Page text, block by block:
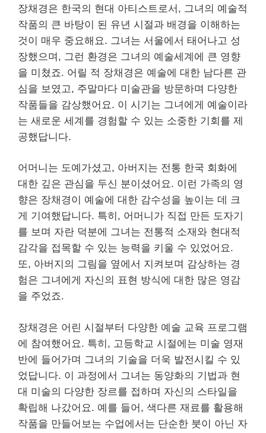
장채경은 한국의 현대 아티스트로서, 그녀의 예술적
작품의 큰 바탕이 된 유년 시절과 배경을 이해하는
것이 매우 중요해요. 그녀는 서울에서 태어나고 성
장했으며, 그런 환경은 그녀의 예술세계에 큰 영향
을 미쳤죠. 어릴 적 장채경은 예술에 대한 남다른 관
심을 보였고, 주말마다 미술관을 방문하며 다양한
작품들을 감상했어요. 이 시기는 그녀에게 예술이라
는 새로운 세계를 경험할 수 있는 소중한 기회를 제
공했답니다.
어머니는 도예가셨고, 아버지는 전통 한국 회화에
대한 깊은 관심을 두신 분이셨어요. 이런 가족의 영
향은 장채경이 예술에 대한 감수성을 높이는 데 크
게 기여했답니다. 특히, 어머니가 직접 만든 도자기
를 보며 자란 덕분에 그녀는 전통적 소재와 현대적
감각을 접목할 수 있는 능력을 키울 수 있었어요.
또, 아버지의 그림을 옆에서 지켜보며 감상하는 경
험은 그녀에게 자신의 표현 방식에 대한 많은 영감
을 주었죠.
장채경은 어린 시절부터 다양한 예술 교육 프로그램
에 참여했어요. 특히, 고등학교 시절에는 미술 영재
반에 들어가며 그녀의 기술을 더욱 발전시킬 수 있
었답니다. 이 과정에서 그녀는 동양화의 기법과 현
대 미술의 다양한 장르를 접하며 자신의 스타일을
확립해 나갔어요. 예를 들어, 색다른 재료를 활용해
작품을 만들어보는 수업에서는 단순한 붓이 아닌 자